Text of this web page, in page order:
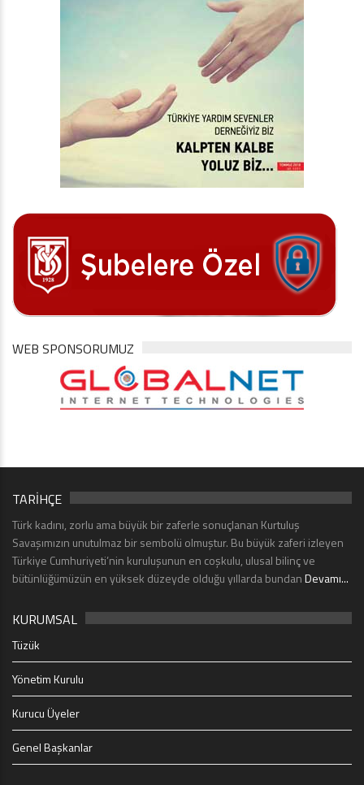
WEB SPONSORUMUZ
TARİHÇE
Türk kadını, zorlu ama büyük bir zaferle sonuçlanan Kurtuluş
Savaşımızın unutulmaz bir sembolü olmuştur. Bu büyük zaferi izleyen
Türkiye Cumhuriyeti’nin kuruluşunun en coşkulu, ulusal bilinç ve
bütünlüğümüzün en yüksek düzeyde olduğu yıllarda bundanDevamı...
KURUMSAL
Tüzük
Yönetim Kurulu
Kurucu Üyeler
Genel Başkanlar